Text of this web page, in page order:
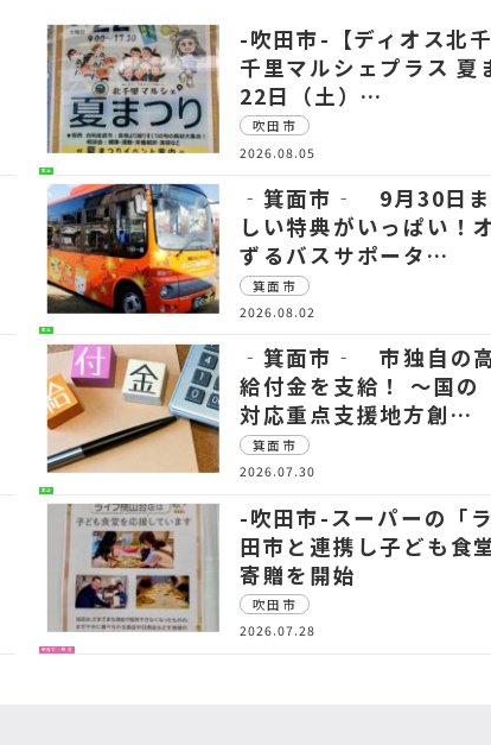
生活
-吹田市-【ディオス北
千里マルシェプラス 夏
22日（土）…
吹田市
2026.08.05
生活
‐箕面市‐ 9月30日ま
しい特典がいっぱい！
ずるバスサポータ…
箕面市
2026.08.02
生活
‐箕面市‐ 市独自の
給付金を支給！ ～国の
対応重点支援地方創…
箕面市
2026.07.30
子育て・教育
-吹田市-スーパーの「
田市と連携し子ども食
寄贈を開始
吹田市
2026.07.28